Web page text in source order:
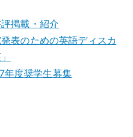
掲載・紹介
表のための英語ディスカ
年度奨学生募集